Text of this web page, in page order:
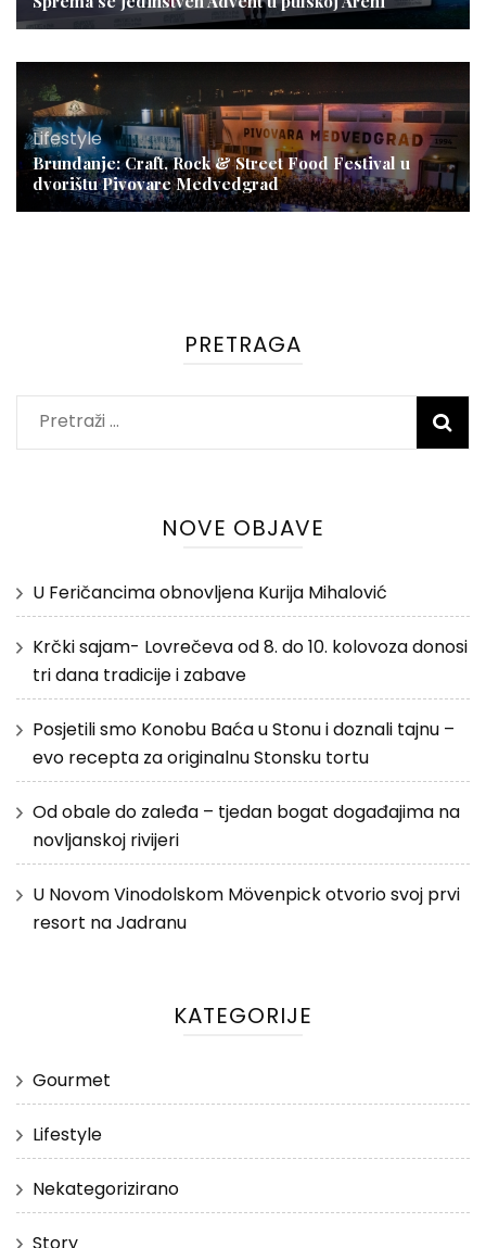
Lifestyle
Brundanje: Craft, Rock & Street Food Festival u
dvorištu Pivovare Medvedgrad
PRETRAGA
Pretraži:
NOVE OBJAVE
U Feričancima obnovljena Kurija Mihalović
Krčki sajam- Lovrečeva od 8. do 10. kolovoza donosi
tri dana tradicije i zabave
Posjetili smo Konobu Baća u Stonu i doznali tajnu –
evo recepta za originalnu Stonsku tortu
Od obale do zaleđa – tjedan bogat događajima na
novljanskoj rivijeri
U Novom Vinodolskom Mövenpick otvorio svoj prvi
resort na Jadranu
KATEGORIJE
Gourmet
Lifestyle
Nekategorizirano
Story